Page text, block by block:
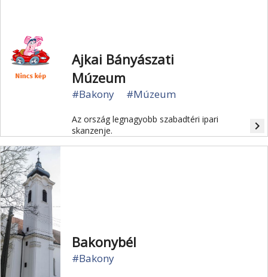
Ajkai Bányászati
Múzeum
#Bakony #Múzeum
Az ország legnagyobb szabadtéri ipari
skanzenje.
navigate_next
Bakonybél
#Bakony